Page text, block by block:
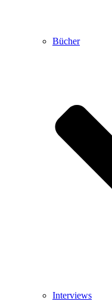
Bücher
Interviews